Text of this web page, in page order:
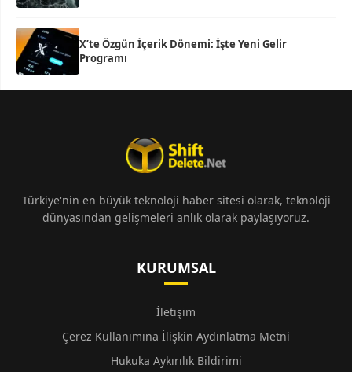
X’te Özgün İçerik Dönemi: İşte Yeni Gelir
Programı
Türkiye'nin en büyük teknoloji haber sitesi olarak, teknoloji
dünyasından gelişmeleri anlık olarak paylaşıyoruz.
KURUMSAL
İletişim
Çerez Kullanımına İlişkin Aydınlatma Metni
Hukuka Aykırılık Bildirimi